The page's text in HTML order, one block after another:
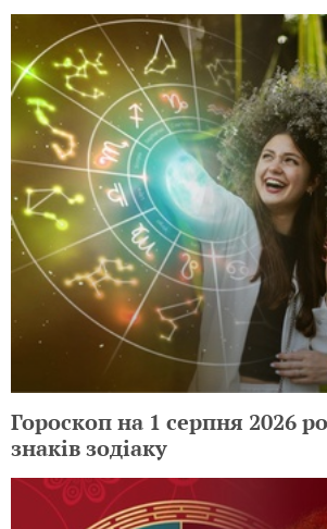
Гороскоп на 1 серпня 2026
знаків зодіаку